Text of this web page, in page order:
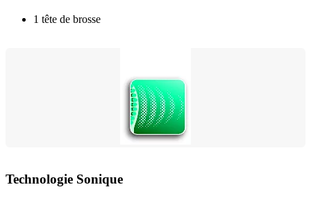
1 tête de brosse
Technologie Sonique